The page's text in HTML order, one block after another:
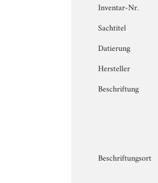
Inventar-Nr.
Sachtitel
Datierung
Hersteller
Beschriftung
Beschriftungsort